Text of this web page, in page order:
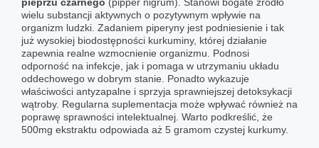
wielu substancji aktywnych o pozytywnym wpływie na
organizm ludzki. Zadaniem piperyny jest podniesienie i tak
już wysokiej biodostępności kurkuminy, której działanie
zapewnia realne wzmocnienie organizmu. Podnosi
odporność na infekcje, jak i pomaga w utrzymaniu układu
oddechowego w dobrym stanie. Ponadto wykazuje
właściwości antyzapalne i sprzyja sprawniejszej detoksykacji
wątroby. Regularna suplementacja może wpływać również na
poprawę sprawności intelektualnej. Warto podkreślić, że
500mg ekstraktu odpowiada aż 5 gramom czystej kurkumy.